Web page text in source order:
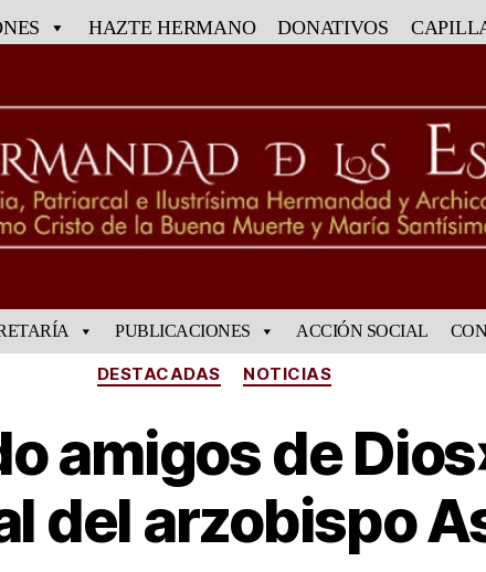
HAZTE HERMANO DONATIVOS
PUBLICACIONES ACCIÓN SOCIAL
DESTACADAS NOTICIAS
amigos de
del arzobispo